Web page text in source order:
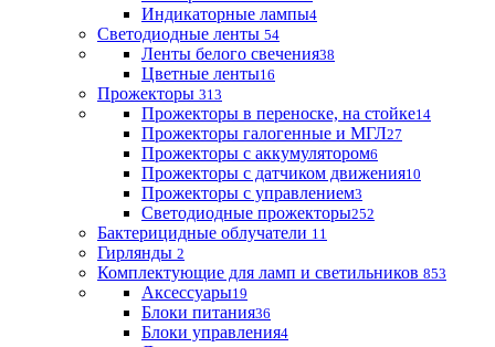
Индикаторные лампы4
Светодиодные ленты 54
Ленты белого свечения38
Цветные ленты16
Прожекторы 313
Прожекторы в переноске, на стойке14
Прожекторы галогенные и МГЛ27
Прожекторы с аккумулятором6
Прожекторы с датчиком движения10
Прожекторы с управлением3
Светодиодные прожекторы252
Бактерицидные облучатели 11
Гирлянды 2
Комплектующие для ламп и светильников 853
Аксессуары19
Блоки питания36
Блоки управления4